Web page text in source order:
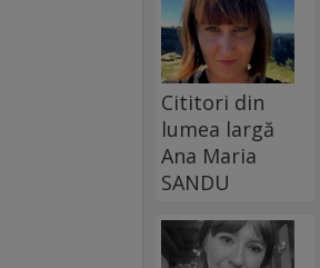
Cititori din
lumea largă
Ana Maria
SANDU